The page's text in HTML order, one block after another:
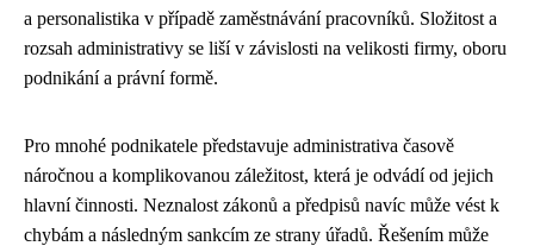
a personalistika v případě zaměstnávání pracovníků. Složitost a
rozsah administrativy se liší v závislosti na velikosti firmy, oboru
podnikání a právní formě.
Pro mnohé podnikatele představuje administrativa časově
náročnou a komplikovanou záležitost, která je odvádí od jejich
hlavní činnosti. Neznalost zákonů a předpisů navíc může vést k
chybám a následným sankcím ze strany úřadů. Řešením může